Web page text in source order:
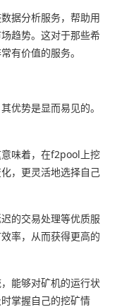
据分析服务，帮助用
趋势。这对于那些希
有价值的服务。
优势是显而易见的。
味着，在f2pool上挖
，更灵活地选择自己
的交易处理等优质服
率，从而获得更高的
能够对矿机的运行状
掌握自己的挖矿情